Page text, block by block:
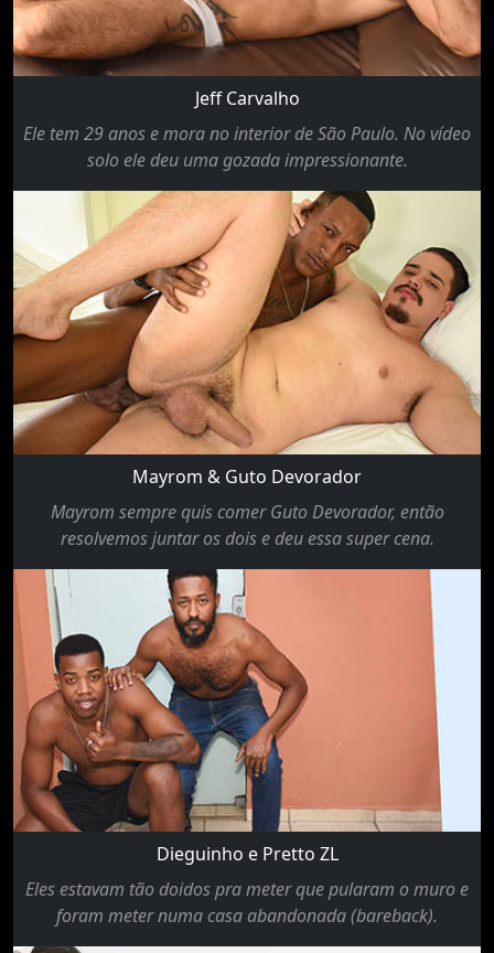
Jeff Carvalho
Ele tem 29 anos e mora no interior de São Paulo. No vídeo
solo ele deu uma gozada impressionante.
Mayrom & Guto Devorador
Mayrom sempre quis comer Guto Devorador, então
resolvemos juntar os dois e deu essa super cena.
Dieguinho e Pretto ZL
Eles estavam tão doidos pra meter que pularam o muro e
foram meter numa casa abandonada (bareback).